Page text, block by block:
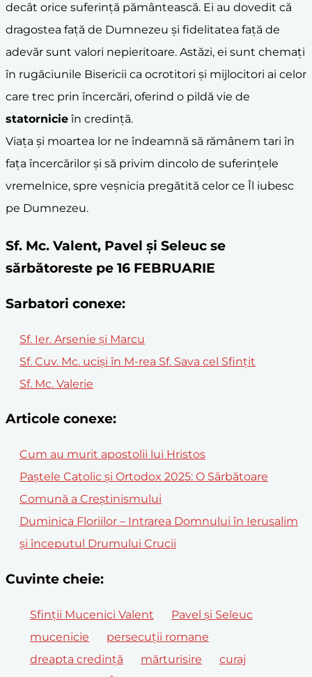
decât orice suferință pământească. Ei au dovedit că
dragostea față de Dumnezeu și fidelitatea față de
adevăr sunt valori nepieritoare. Astăzi, ei sunt chemați
în rugăciunile Bisericii ca ocrotitori și mijlocitori ai celor
care trec prin încercări, oferind o pildă vie de
statornicie în credință.
Viața și moartea lor ne îndeamnă să rămânem tari în
fața încercărilor și să privim dincolo de suferințele
vremelnice, spre veșnicia pregătită celor ce Îl iubesc
pe Dumnezeu.
Sf. Mc. Valent, Pavel şi Seleuc se
sărbătoreste pe 16 FEBRUARIE
Sarbatori conexe:
Sf. Ier. Arsenie şi Marcu
Sf. Cuv. Mc. ucişi în M-rea Sf. Sava cel Sfinţit
Sf. Mc. Valerie
Articole conexe:
Cum au murit apostolii lui Hristos
Paștele Catolic și Ortodox 2025: O Sărbătoare
Comună a Creștinismului
Duminica Floriilor – Intrarea Domnului în Ierusalim
și începutul Drumului Crucii
Cuvinte cheie:
Sfinții Mucenici Valent
Pavel și Seleuc
mucenicie
persecuții romane
dreapta credință
mărturisire
curaj